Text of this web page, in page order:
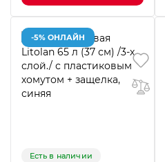
-5% ОНЛАЙН
Есть в наличии